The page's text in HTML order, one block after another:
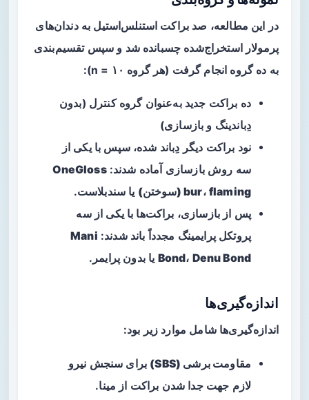
در این مطالعه، صد براکت استنلس‌استیل به دندان‌های
پرمولار استخراج‌شده چسبانده شد و سپس تقسیم‌بندی
به ده گروه انجام گرفت (هر گروه n = ۱۰):
ده براکت جدید به‌عنوان گروه کنترل (بدون
دِباندینگ و بازسازی)
نود براکت دیگر دِباند شده، سپس با یکی از
سه روش بازسازی آماده شدند:OneGloss
bur، flaming (سوختن) یا سندبلاست.
پس از بازسازی، براکت‌ها با یکی از سه
پروتکل پرایمینگ مجدداً باند شدند: Mani
Bond، Denu Bond یا بدون پرایمر.
اندازه‌گیری‌ها
اندازه‌گیری‌ها شامل موارد زیر بود:
مقاومت برشی (SBS)
برای سنجش نیرو
لازم جهت جدا شدن براکت از مینا.